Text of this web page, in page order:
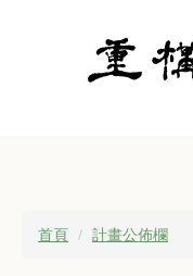
首頁 計畫公佈欄